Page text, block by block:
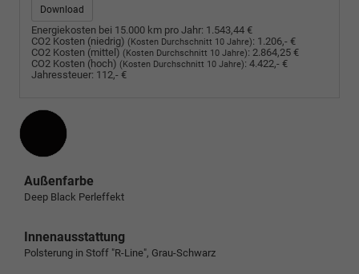
Download
Energiekosten bei 15.000 km pro Jahr: 1.543,44 €
CO2 Kosten (niedrig) (Kosten Durchschnitt 10 Jahre): 1.206,- €
CO2 Kosten (mittel) (Kosten Durchschnitt 10 Jahre): 2.864,25 €
CO2 Kosten (hoch) (Kosten Durchschnitt 10 Jahre): 4.422,- €
Jahressteuer: 112,- €
Außenfarbe
Deep Black Perleffekt
Innenausstattung
Polsterung in Stoff "R-Line", Grau-Schwarz